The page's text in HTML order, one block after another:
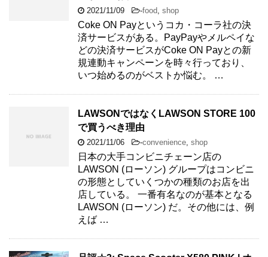
2021/11/09 -food shop
Coke ON Payというコカ・コーラ社の決
済サービスがある。PayPayやメルペイな
どの決済サービスがCoke ON Payとの新
規連動キャンペーンを時々行っており、
いつ始めるのがベストか悩む。 …
LAWSONではなくLAWSON STORE 100
で買うべき理由
2021/11/06 -convenience shop
日本の大手コンビニチェーン店の
LAWSON (ローソン) グループはコンビニ
の形態としていくつかの種類のお店を出
店している。 一番有名なのが基本となる
LAWSON (ローソン) だ。その他には、例
えば …